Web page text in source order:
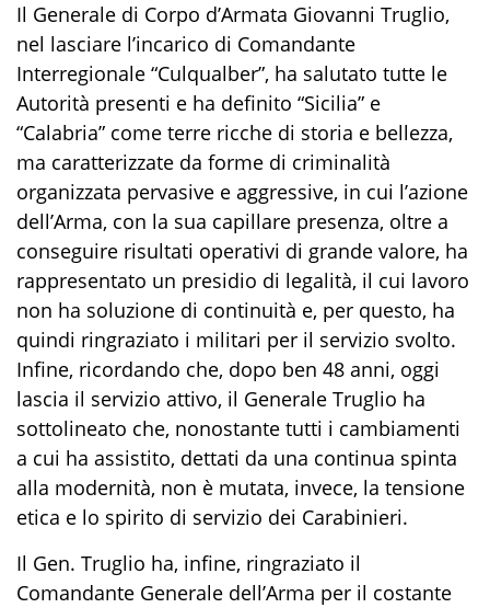
Il Generale di Corpo d’Armata Giovanni Truglio,
nel lasciare l’incarico di Comandante
Interregionale “Culqualber”, ha salutato tutte le
Autorità presenti e ha definito “Sicilia” e
“Calabria” come terre ricche di storia e bellezza,
ma caratterizzate da forme di criminalità
organizzata pervasive e aggressive, in cui l’azione
dell’Arma, con la sua capillare presenza, oltre a
conseguire risultati operativi di grande valore, ha
rappresentato un presidio di legalità, il cui lavoro
non ha soluzione di continuità e, per questo, ha
quindi ringraziato i militari per il servizio svolto.
Infine, ricordando che, dopo ben 48 anni, oggi
lascia il servizio attivo, il Generale Truglio ha
sottolineato che, nonostante tutti i cambiamenti
a cui ha assistito, dettati da una continua spinta
alla modernità, non è mutata, invece, la tensione
etica e lo spirito di servizio dei Carabinieri.
Il Gen. Truglio ha, infine, ringraziato il
Comandante Generale dell’Arma per il costante